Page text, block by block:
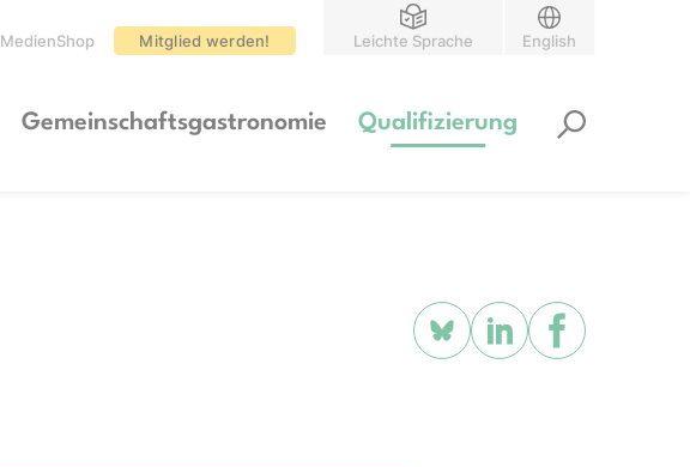
MedienShop Mitglied werden! Leichte Sprache English
Gemeinschaftsgastronomie Qualifizierung